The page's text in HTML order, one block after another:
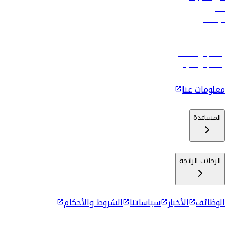
فنادق
الوظائف
رحلات إلى تبيليسي
رحلات إلى الرياض
رحلات إلى مسقط
رحلات إلى ماليه
رحلات إلى كولومبو
معلومات عنا
المساعدة
الرحلات الرائجة
الوظائف الأخبار سياساتنا الشروط والأحكام